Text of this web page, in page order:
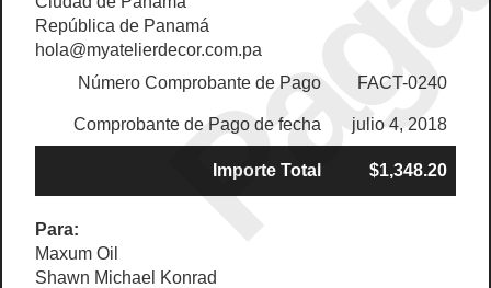
República de Panamá
hola@myatelierdecor.com.pa
Número Comprobante de Pago
FACT-0240
Comprobante de Pago de fecha julio 4, 2018
Importe Total $1,348.20
Para:
Maxum Oil
Shawn Michael Konrad